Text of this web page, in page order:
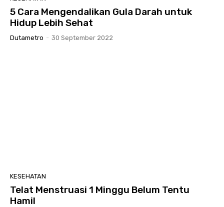
5 Cara Mengendalikan Gula Darah untuk
Hidup Lebih Sehat
Dutametro - 30 September 2022
KESEHATAN
Telat Menstruasi 1 Minggu Belum Tentu
Hamil